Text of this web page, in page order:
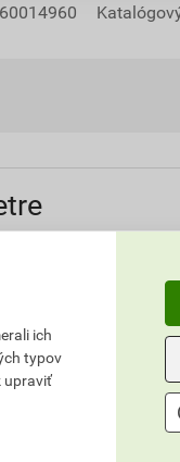
ich
typov
upraviť